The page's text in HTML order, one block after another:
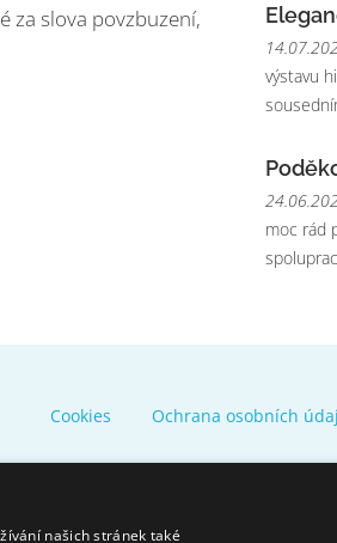
za slova povzbuzení,
výstavu
moc rád
Cookies Ochrana osobních
našich stránek také